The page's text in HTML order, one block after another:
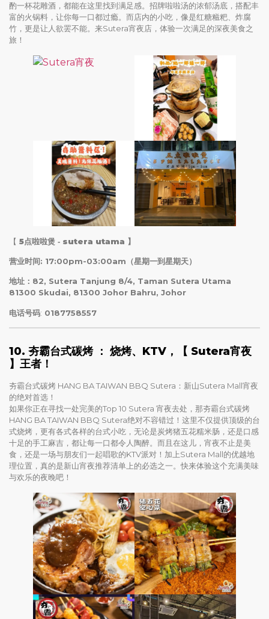
酌一杯花雕酒，都能在这里找到满足感。招牌啦啦汤的浓郁汤底，搭配丰
富的火锅料，让你每一口都过瘾。而店内的小吃，像是红糖糍粑、炸腐
竹，更是让人欲罢不能。来Sutera宵夜店，体验一次满足的深夜美食之
旅！
【 5点啦啦煲 ‐ sutera utama 】
营业时间: 17:00pm-03:00am（星期一到星期天）
地址：82, Sutera Tanjung 8/4, Taman Sutera Utama
81300 Skudai, 81300 Johor Bahru, Johor
电话号码: 0187758557
10. 夯霸台式碳烤： 烧烤、KTV，【 Sutera宵夜
】王者！
夯霸台式碳烤 HANG BA TAIWAN BBQ Sutera：新山Sutera Mall宵夜
的绝对首选！
如果你正在寻找一处完美的Top 10 Sutera 宵夜去处，那夯霸台式碳烤
HANG BA TAIWAN BBQ Sutera绝对不容错过！这里不仅提供顶级的台
式烧烤，更有各式各样的台式小吃，无论是炭烤猪五花糯米肠，还是口感
十足的手工麻吉，都让每一口都令人陶醉。而且在这儿，宵夜不止是美
食，还是一场与朋友们一起唱歌的KTV派对！加上Sutera Mall的优越地
理位置，真的是新山宵夜推荐清单上的必选之一。快来体验这个充满美味
与欢乐的夜晚吧！